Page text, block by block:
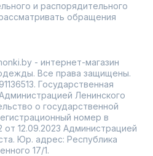
и распорядительного
обращения
- интернет-магазин
Все права защищены.
Государственная
Ленинского
о государственной
номер в
12.09.2023 Администрацией
Юр. адрес: Республика
17/1.